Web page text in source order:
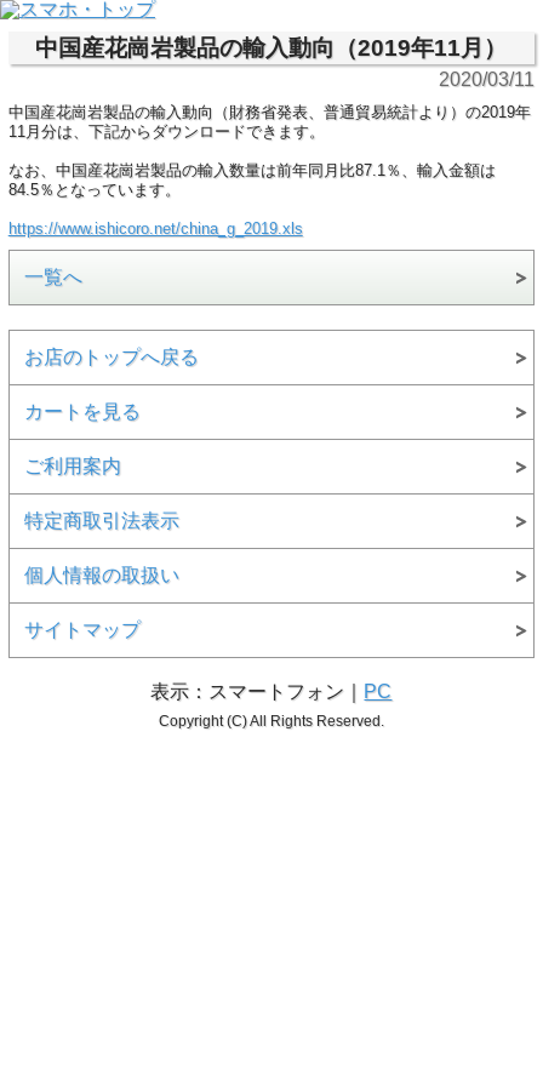
中国産花崗岩製品の輸入動向（2019年11月）
2020/03/11
中国産花崗岩製品の輸入動向（財務省発表、普通貿易統計より）の2019年
11月分は、下記からダウンロードできます。
なお、中国産花崗岩製品の輸入数量は前年同月比87.1％、輸入金額は
84.5％となっています。
https://www.ishicoro.net/china_g_2019.xls
一覧へ
お店のトップへ戻る
カートを見る
ご利用案内
特定商取引法表示
個人情報の取扱い
サイトマップ
表示：スマートフォン｜ PC
Copyright (C) All Rights Reserved.